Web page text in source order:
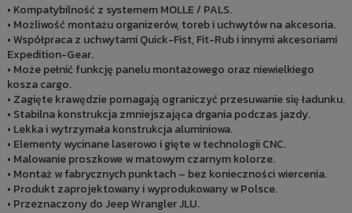
• Kompatybilność z systemem MOLLE / PALS.
• Możliwość montażu organizerów, toreb i uchwytów na akcesoria.
• Współpraca z uchwytami Quick-Fist, Fit-Rub i innymi akcesoriami
Expedition-Gear.
• Może pełnić funkcję panelu montażowego oraz niewielkiego
kosza cargo.
• Zagięte krawędzie pomagają ograniczyć przesuwanie się ładunku.
• Stabilna konstrukcja zmniejszająca drgania podczas jazdy.
• Lekka i wytrzymała konstrukcja aluminiowa.
• Elementy wycinane laserowo i gięte w technologii CNC.
• Malowanie proszkowe w matowym czarnym kolorze.
• Montaż w fabrycznych punktach – bez konieczności wiercenia.
• Produkt zaprojektowany i wyprodukowany w Polsce.
• Przeznaczony do Jeep Wrangler JLU.